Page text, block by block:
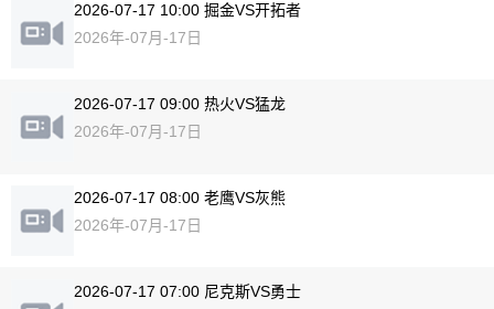
2026-07-17 10:00 掘金VS开拓者
2026年-07月-17日
2026-07-17 09:00 热火VS猛龙
2026年-07月-17日
2026-07-17 08:00 老鹰VS灰熊
2026年-07月-17日
2026-07-17 07:00 尼克斯VS勇士